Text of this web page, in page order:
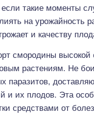
такие моменты
на урожайность
и качеству
смородины высокой
растениям. Не
паразитов,
и их плодов. Эта
средствами от